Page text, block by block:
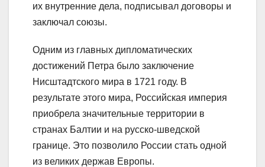
их внутренние дела, подписывал договоры и
заключал союзы.
Одним из главных дипломатических
достижений Петра было заключение
Нисштадтского мира в 1721 году. В
результате этого мира, Российская империя
приобрела значительные территории в
странах Балтии и на русско-шведской
границе. Это позволило России стать одной
из великих держав Европы.